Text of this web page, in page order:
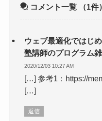
コメント一覧 （1件）
ウェブ最適化ではじ
塾講師のプログラム
2020/12/03 10:27 AM
[…] 参考1：https://
[…]
返信